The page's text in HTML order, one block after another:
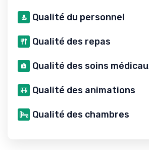
Qualité du personnel
Qualité des repas
Qualité des soins
Qualité des animations
Qualité des chambres